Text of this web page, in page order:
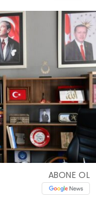
ABONE OL